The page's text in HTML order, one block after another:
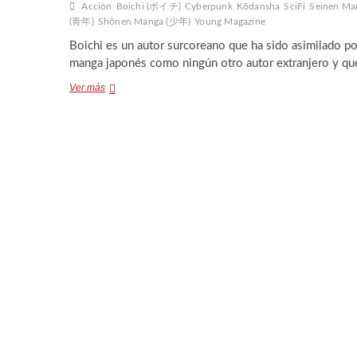
Acción Boichi (ボイチ) Cyberpunk Kōdansha SciFi Seinen
(青年) Shōnen Manga (少年) Young Magazine
Boichi es un autor surcoreano que ha sido asimilado
manga japonés como ningún otro autor extranjero y
Ver másOrigin.